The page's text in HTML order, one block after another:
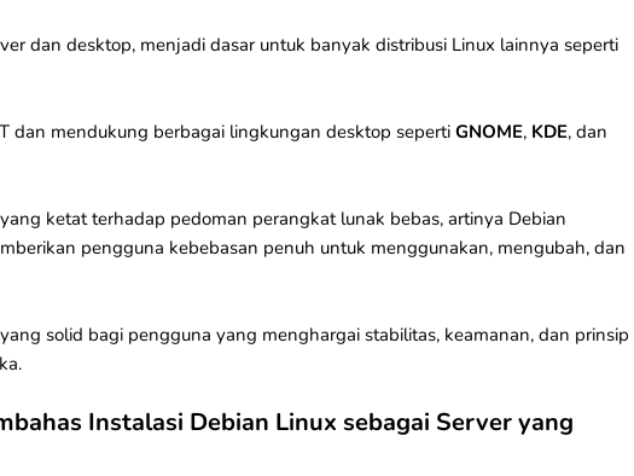
dan desktop, menjadi dasar untuk banyak distribusi Linux lainnya seperti
dan mendukung berbagai lingkungan desktop seperti GNOME, KDE, dan
ketat terhadap pedoman perangkat lunak bebas, artinya Debian
pengguna kebebasan penuh untuk menggunakan, mengubah, dan
solid bagi pengguna yang menghargai stabilitas, keamanan, dan prinsip
Instalasi Debian Linux sebagai Server yang